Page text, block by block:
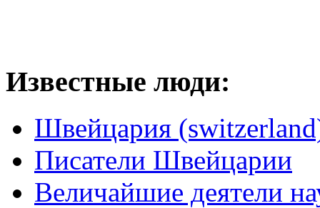
Известные люди:
Швейцария
Писатели Швейцарии
Величайшие деятели